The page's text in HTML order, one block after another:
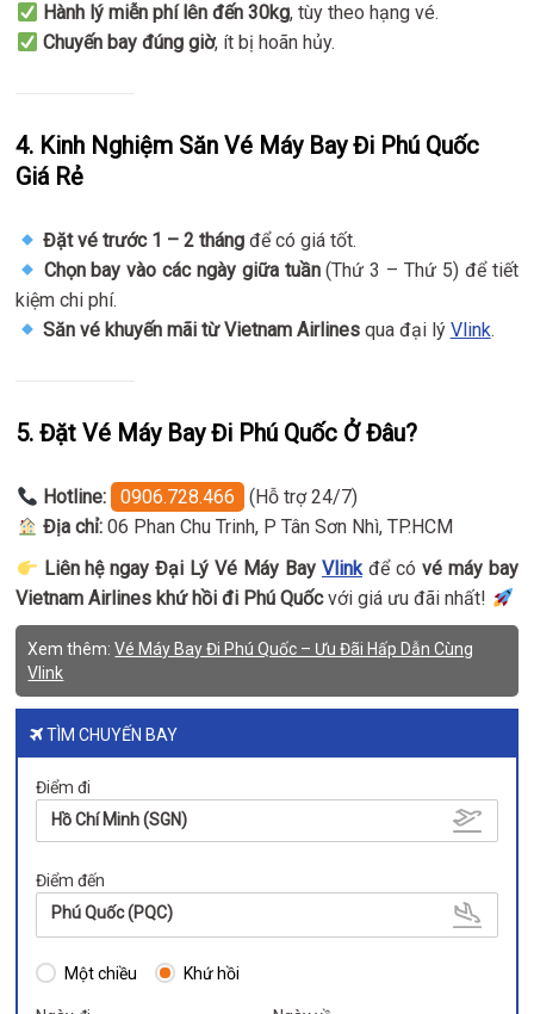
Hành lý miễn phí lên đến 30kg, tùy theo hạng vé.
Chuyến bay đúng giờ, ít bị hoãn hủy.
4. Kinh Nghiệm Săn Vé Máy Bay Đi Phú Quốc
Giá Rẻ
Đặt vé trước 1 – 2 thángđể có giá tốt.
Chọn bay vào các ngày giữa tuần(Thứ 3 – Thứ 5) để tiết
kiệm chi phí.
Săn vé khuyến mãi từ Vietnam Airlinesqua đại lý Vlink.
5. Đặt Vé Máy Bay Đi Phú Quốc Ở Đâu?
Hotline: 0906.728.466
(Hỗ trợ 24/7)
Địa chỉ:06 Phan Chu Trinh, P Tân Sơn Nhì, TP.HCM
Liên hệ ngay Đại Lý Vé Máy Bay Vlinkđể có vé máy bay
Vietnam Airlines khứ hồi đi Phú Quốcvới giá ưu đãi nhất!
Xem thêm:Vé Máy Bay Đi Phú Quốc – Ưu Đãi Hấp Dẫn Cùng
Vlink
TÌM CHUYẾN BAY
Điểm đi
Hồ Chí Minh (SGN)
Điểm đến
Phú Quốc (PQC)
Một chiều Khứ hồi